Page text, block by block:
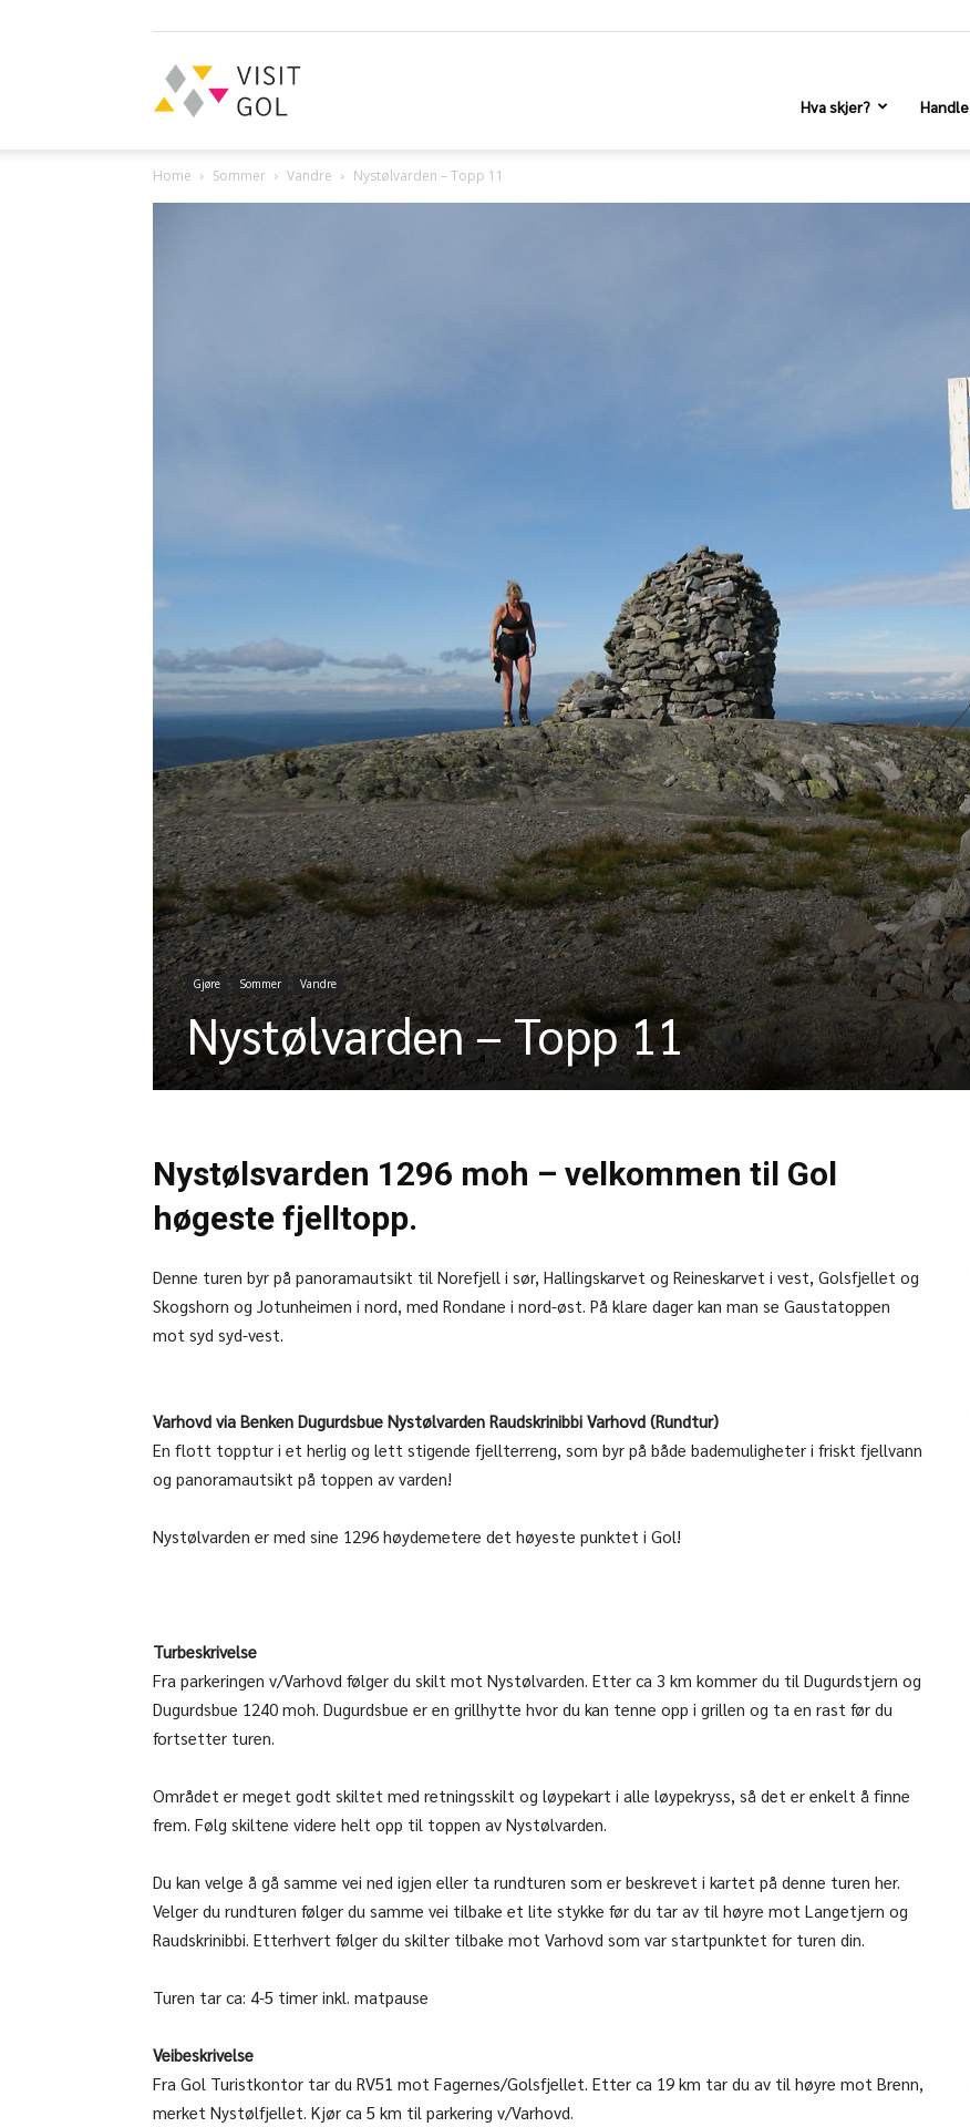
Gol
Hva skjer? Handle
Home Sommer Vandre Nystølvarden – Topp 11
Gjøre Sommer Vandre
Nystølvarden – Topp 11
Nystølsvarden 1296 moh – velkommen til Gol
høgeste fjelltopp.
Denne turen byr på panoramautsikt til Norefjell i sør, Hallingskarvet og Reineskarvet i vest, Golsfjellet og
Skogshorn og Jotunheimen i nord, med Rondane i nord-øst. På klare dager kan man se Gaustatoppen
mot syd syd-vest.
Varhovd via Benken Dugurdsbue Nystølvarden Raudskrinibbi Varhovd (Rundtur)
En flott topptur i et herlig og lett stigende fjellterreng, som byr på både bademuligheter i friskt fjellvann
og panoramautsikt på toppen av varden!
Nystølvarden er med sine 1296 høydemetere det høyeste punktet i Gol!
Turbeskrivelse
Fra parkeringen v/Varhovd følger du skilt mot Nystølvarden. Etter ca 3 km kommer du til Dugurdstjern og
Dugurdsbue 1240 moh. Dugurdsbue er en grillhytte hvor du kan tenne opp i grillen og ta en rast før du
fortsetter turen.
Området er meget godt skiltet med retningsskilt og løypekart i alle løypekryss, så det er enkelt å finne
frem. Følg skiltene videre helt opp til toppen av Nystølvarden.
Du kan velge å gå samme vei ned igjen eller ta rundturen som er beskrevet i kartet på denne turen her.
Velger du rundturen følger du samme vei tilbake et lite stykke før du tar av til høyre mot Langetjern og
Raudskrinibbi. Etterhvert følger du skilter tilbake mot Varhovd som var startpunktet for turen din.
Turen tar ca: 4-5 timer inkl. matpause
Veibeskrivelse
Fra Gol Turistkontor tar du RV51 mot Fagernes/Golsfjellet. Etter ca 19 km tar du av til høyre mot Brenn,
merket Nystølfjellet. Kjør ca 5 km til parkering v/Varhovd.